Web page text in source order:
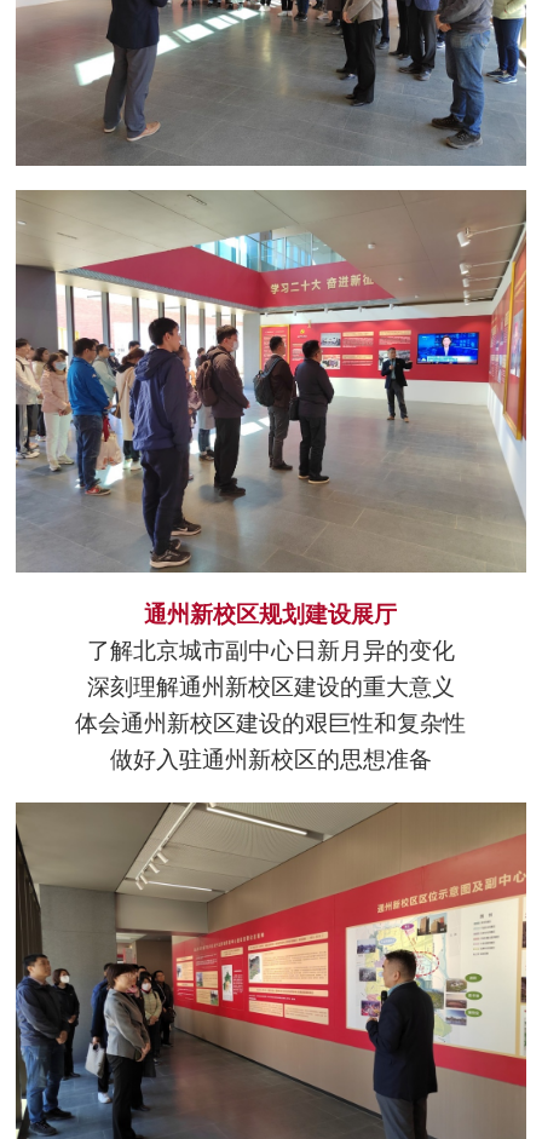
通州新校区规划建设展厅
了解北京城市副中心日新月异的变化
深刻理解通州新校区建设的重大意义
体会通州新校区建设的艰巨性和复杂性
做好入驻通州新校区的思想准备